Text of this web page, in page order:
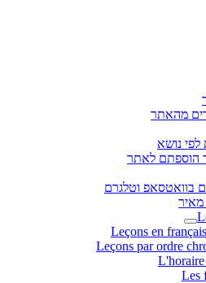
מהאתר
לפי נושא
הוספתם לאתר
בוואטסאפ וטלגרם
מאיר
Leçons en
Leçons par ordre
L'horaire
Les